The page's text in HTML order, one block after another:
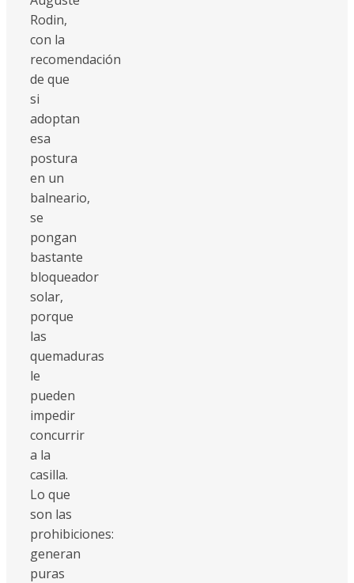
Rodin,
con la
recomendación
de que
si
adoptan
esa
postura
en un
balneario,
se
pongan
bastante
bloqueador
solar,
porque
las
quemaduras
le
pueden
impedir
concurrir
a la
casilla.
Lo que
son las
prohibiciones:
generan
puras